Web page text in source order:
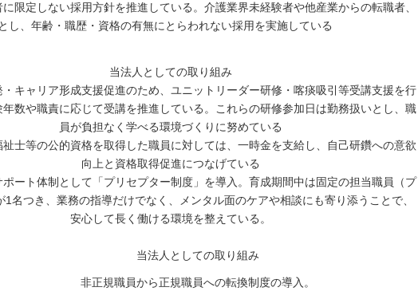
限定しない採用方針を推進している。介護業界未経験者や他産業からの転職者、
、年齢・職歴・資格の有無にとらわれない採用を実施している
当法人としての取り組み
キャリア形成支援促進のため、ユニットリーダー研修・喀痰吸引等受講支援を行
年数や職責に応じて受講を推進している。これらの研修参加日は勤務扱いとし、職
員が負担なく学べる環境づくりに努めている
祉士等の公的資格を取得した職員に対しては、一時金を支給し、自己研鑽への意欲
向上と資格取得促進につなげている
ポート体制として「プリセプター制度」を導入。育成期間中は固定の担当職員（プ
1名つき、業務の指導だけでなく、メンタル面のケアや相談にも寄り添うことで、
安心して長く働ける環境を整えている。
当法人としての取り組み
非正規職員から正規職員への転換制度の導入。